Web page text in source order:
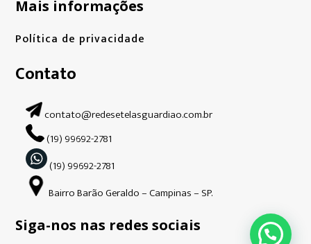
Mais informações
Política de privacidade
Contato
contato@redesetelasguardiao.com.br
(19) 99692-2781
(19) 99692-2781
Bairro Barão Geraldo – Campinas – SP.
Siga-nos nas redes sociais